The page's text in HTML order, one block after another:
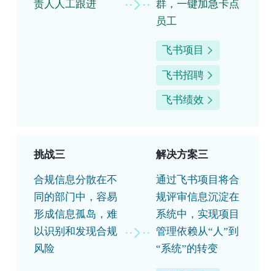
责人人工跟进
群，一键加急卡点
员工
飞书项目
飞书招聘
飞书绩效
挑战三
合规信息分散在不
同的部门中，容易
形成信息孤岛，难
以识别和发现合规
风险
解决方案三
通过飞书项目将合
规评审信息沉淀在
系统中，实现项目
管理依赖从“人”到
“系统”的转变